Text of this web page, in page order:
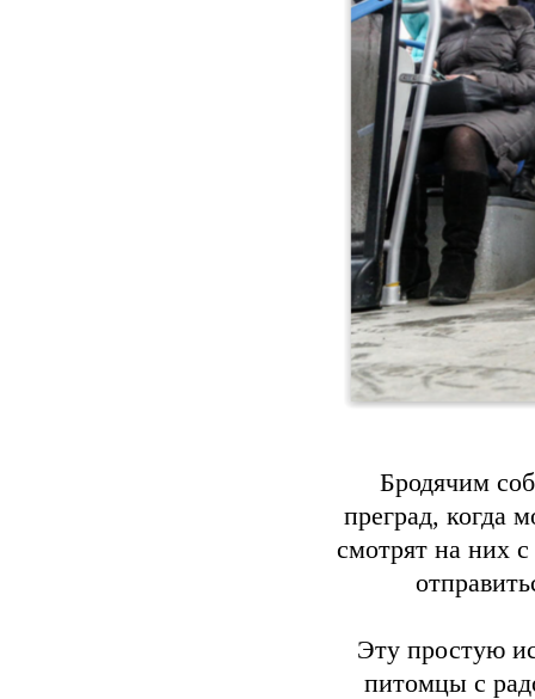
Бродячим
преград, когда
смотрят на них
Эту простую
питомцы с